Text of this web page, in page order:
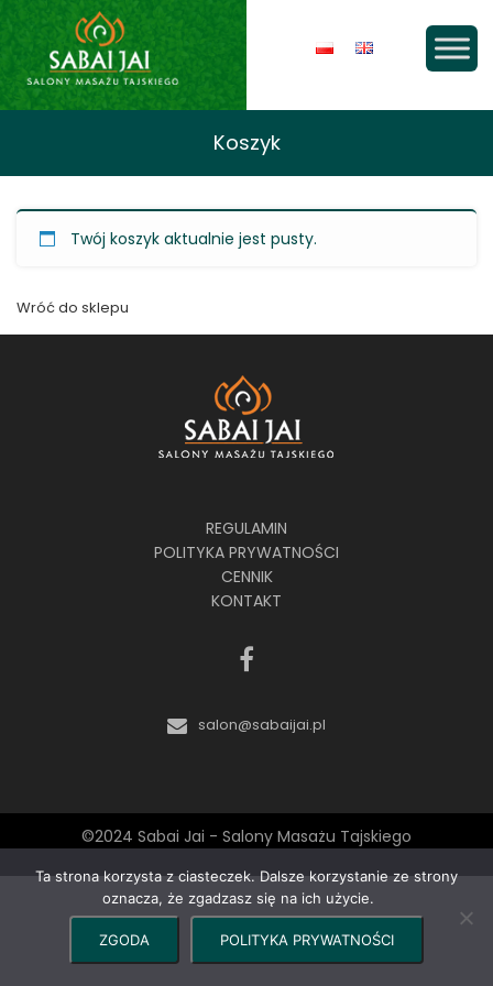
Koszyk
Twój koszyk aktualnie jest pusty.
Wróć do sklepu
REGULAMIN
POLITYKA PRYWATNOŚCI
CENNIK
KONTAKT
salon@sabaijai.pl
©2024 Sabai Jai - Salony Masażu Tajskiego
Ta strona korzysta z ciasteczek. Dalsze korzystanie ze strony
oznacza, że zgadzasz się na ich użycie.
ZGODA POLITYKA PRYWATNOŚCI